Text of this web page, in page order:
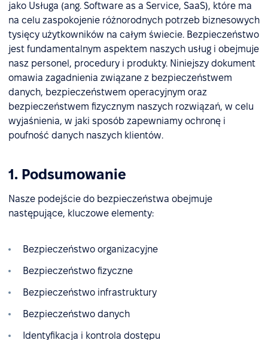
jako Usługa (ang. Software as a Service, SaaS), które ma
na celu zaspokojenie różnorodnych potrzeb biznesowych
tysięcy użytkowników na całym świecie. Bezpieczeństwo
jest fundamentalnym aspektem naszych usług i obejmuje
nasz personel, procedury i produkty. Niniejszy dokument
omawia zagadnienia związane z bezpieczeństwem
danych, bezpieczeństwem operacyjnym oraz
bezpieczeństwem fizycznym naszych rozwiązań, w celu
wyjaśnienia, w jaki sposób zapewniamy ochronę i
poufność danych naszych klientów.
1. Podsumowanie
Nasze podejście do bezpieczeństwa obejmuje
następujące, kluczowe elementy:
Bezpieczeństwo organizacyjne
Bezpieczeństwo fizyczne
Bezpieczeństwo infrastruktury
Bezpieczeństwo danych
Identyfikacja i kontrola dostępu